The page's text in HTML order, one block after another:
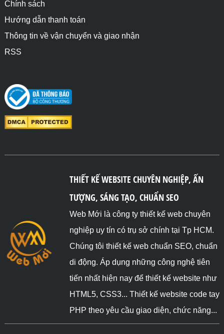
Chính sách
Hướng dẫn thanh toán
Thông tin về vận chuyển và giao nhận
RSS
THIẾT KẾ WEBSITE CHUYÊN NGHIỆP, ẤN
TƯỢNG, SÁNG TẠO, CHUẨN SEO
Web Mới là công ty thiết kế web chuyên
nghiệp uy tín có trụ sở chính tại Tp HCM.
Chúng tôi thiết kế web chuẩn SEO, chuẩn
di động. Áp dụng những công nghệ tiên
tiến nhất hiện nay để thiết kế website như
HTML5, CSS3... Thiết kế website code tay
PHP theo yêu cầu giao diện, chức năng...